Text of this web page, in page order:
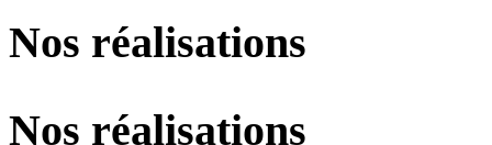
Nos réalisations
Nos réalisations